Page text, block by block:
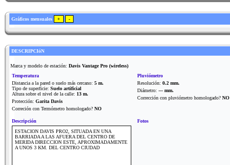
Gráficos mensuales
DESCRIPCIóN
Marca y modelo de estación: Davis Vantage Pro (wireless)
Temperatura
Distancia a la pared o suelo más cercano: 5 m.
Tipo de superficie: Suelo artificial
Altura sobre el nivel de la calle: 13 m.
Protección: Garita Davis
Correción con Termómetro homologado? NO
Pluviómetro
Resolución: 0.2 mm.
Diámetro: --- mm.
Corrección con pluviómetro homologado? NO
Descripción
ESTACION DAVIS PRO2, SITUADA EN UNA
BARRIADA A LAS AFUERA DEL CENTRO DE
MERIDA DIRECCION ESTE, APROXIMADAMENTE
A UNOS 3 KM. DEL CENTRO CIUDAD
Fotos